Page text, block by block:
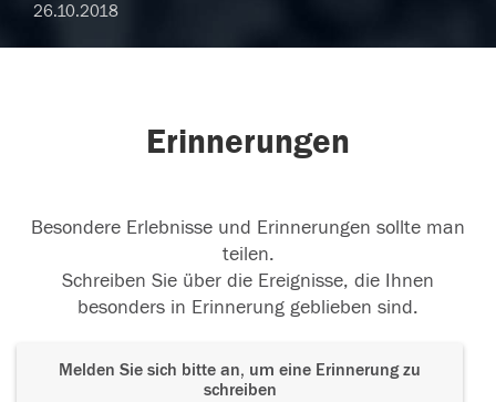
26.10.2018
Erinnerungen
Besondere Erlebnisse und Erinnerungen sollte man
teilen.
Schreiben Sie über die Ereignisse, die Ihnen
besonders in Erinnerung geblieben sind.
Melden Sie sich bitte an, um eine Erinnerung zu
schreiben